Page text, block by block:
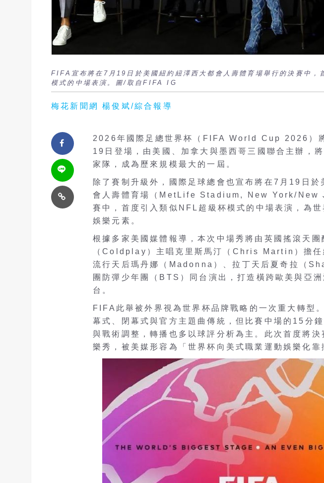
FIFA宣布將在7月19日於美國紐約紐澤西大都會人壽體育場舉行的決賽中，
模式的中場表演。圖/取自FIFA IG
梅花新聞網 楊俊斌/綜合報導
2026年國際足總世界杯（FIFA World Cup 2026）
19日登場，由美國、加拿大與墨西哥三國聯合主辦，
家隊，成為歷來規模最大的一屆。
除了賽制升級外，國際足球總會也宣布將在7月19日於
會人壽體育場（MetLife Stadium, New York/New
賽中，首度引入類似NFL超級杯模式的中場表演，為世
娛樂元素。
根據多家美國媒體報導，本次中場秀將由英國搖滾天團
（Coldplay）主唱克里斯馬汀（Chris Martin）擔任
流行天后瑪丹娜（Madonna）、拉丁天后夏奇拉（
團防彈少年團（BTS）同台演出，打造橫跨歐美與亞
台。
FIFA此舉被外界視為世界杯品牌戰略的一次重大轉型
幕式、閉幕式與官方主題曲傳統，但比賽中場的15分
與戰術調整，轉播也多以球評分析為主。此次首度將決
樂秀，被美媒形容為「世界杯向美式職業運動娛樂化靠